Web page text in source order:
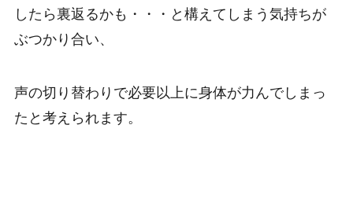
したら裏返るかも・・・と構えてしまう気持ちが
ぶつかり合い、
声の切り替わりで必要以上に身体が力んでしまっ
たと考えられます。